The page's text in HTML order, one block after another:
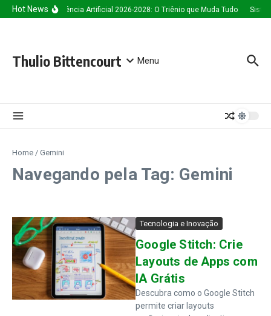
Ir para o conteúdo
Hot NewsInteligência Artificial 2026-2028: O Triênio que Muda Tudo
Thulio Bittencourt Menu
Home / Gemini
Navegando pela Tag: Gemini
Tecnologia e Inovação
Google Stitch: Crie
Layouts de Apps com
IA Grátis
Descubra como o Google Stitch
permite criar layouts